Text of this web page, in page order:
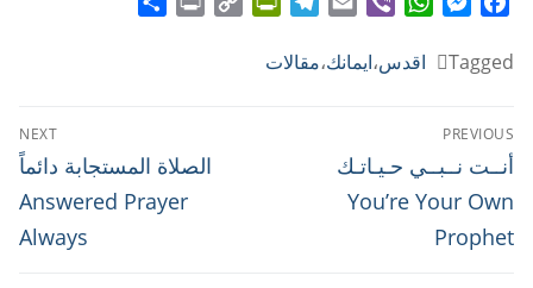
Tagged
اقدس،ايمانك،مقالات
تصفّح
المقالات
PREVIOUS
Previous
post:
أنــت نــبــي حـيـاتـك
You’re Your Own
Prophet
NEXT
Next
post:
الصلاة المستجابة دائماً
Answered Prayer
Always